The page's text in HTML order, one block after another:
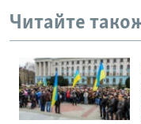
Читайте